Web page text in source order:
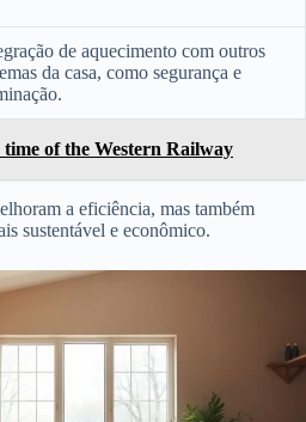
de aquecimento com outros
da casa, como segurança e
of the Western Railway
a eficiência, mas também
sustentável e econômico.